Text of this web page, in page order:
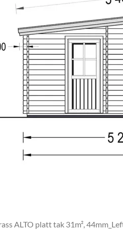
ALTO platt tak 31m²,